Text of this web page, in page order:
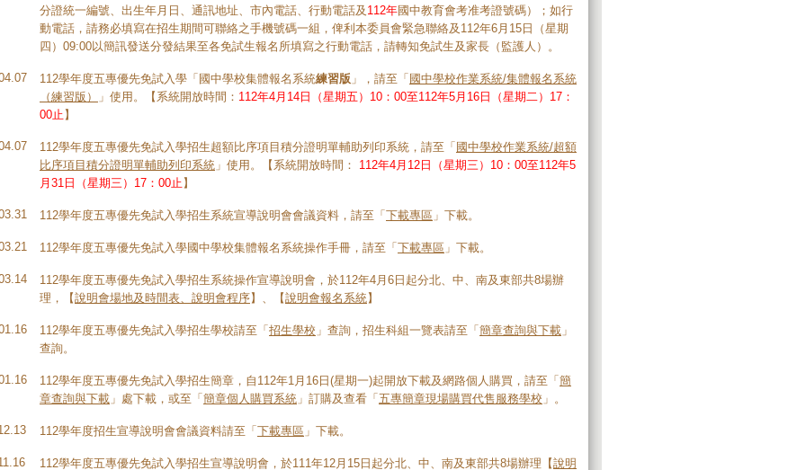
分證統一編號、出生年月日、通訊地址、市內電話、行動電話及 112年國中教育會考准考證號碼）；如行
動電話，請務必填寫在招生期間可聯絡之手機號碼一組，俾利本委員會緊急聯絡及112年6月15日（星期
四）09:00以簡訊發送分發結果至各免試生報名所填寫之行動電話，請轉知免試生及家長（監護人）。
112學年度五專優先免試入學「國中學校集體報名系統練習版 」，請至「 國中學校作業系統/集體報名系統
（練習版）
」使用。【系統開放時間： 112年4月14日（星期五）10：00至112年5月16日（星期二）17：
00止 】
112學年度五專優先免試入學招生超額比序項目積分證明單輔助列印系統，請至「 國中學校作業系統/超額
比序項目積分證明單輔助列印系統 」使用。【系統開放時間：
112年4月12日（星期三）10：00至112年5
月31日（星期三）17：00止 】
112學年度五專優先免試入學招生系統宣導說明會會議資料，請至「 下載專區 」下載。
112學年度五專優先免試入學國中學校集體報名系統操作手冊，請至「 下載專區 」下載。
112學年度五專優先免試入學招生系統操作宣導說明會，於112年4月6日起分北、中、南及東部共8場辦
理，【說明會場地及時間表、說明會程序】、【說明會報名系統】
112學年度五專優先免試入學招生學校請至「 招生學校 」查詢，招生科組一覽表請至「 簡章查詢與下載 」
查詢。
112學年度五專優先免試入學招生簡章，自112年1月16日(星期一)起開放下載及網路個人購買，請至「 簡
章查詢與下載 」處下載，或至「 簡章個人購買系統 」訂購及查看「 五專簡章現場購買代售服務學校 」。
112學年度招生宣導說明會會議資料請至「 下載專區 」下載。
112學年度五專優先免試入學招生宣導說明會，於111年12月15日起分北、中、南及東部共8場辦理【說明